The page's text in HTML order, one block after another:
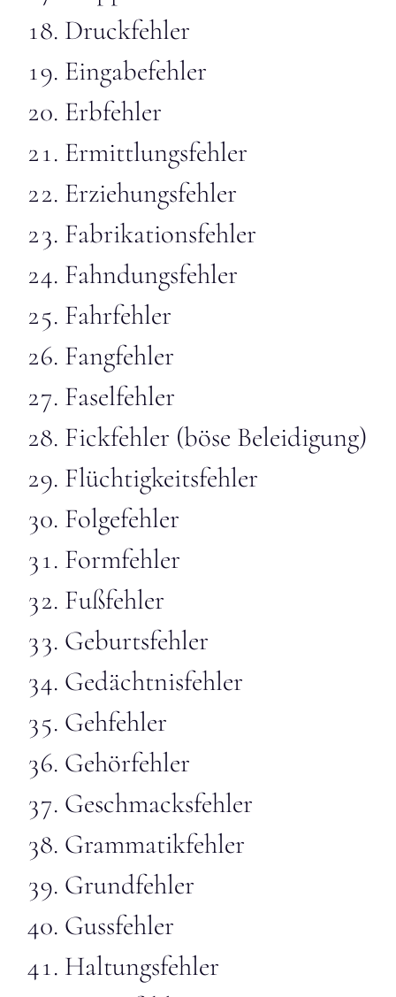
Druckfehler
Eingabefehler
Erbfehler
Ermittlungsfehler
Erziehungsfehler
Fabrikationsfehler
Fahndungsfehler
Fahrfehler
Fangfehler
Faselfehler
Fickfehler (böse Beleidigung)
Flüchtigkeitsfehler
Folgefehler
Formfehler
Fußfehler
Geburtsfehler
Gedächtnisfehler
Gehfehler
Gehörfehler
Geschmacksfehler
Grammatikfehler
Grundfehler
Gussfehler
Haltungsfehler